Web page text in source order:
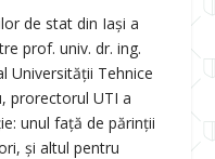
de stat din Iași a
prof. univ. dr. ing.
Universității Tehnice
prorectorul UTI a
unul față de părinții
și altul pentru